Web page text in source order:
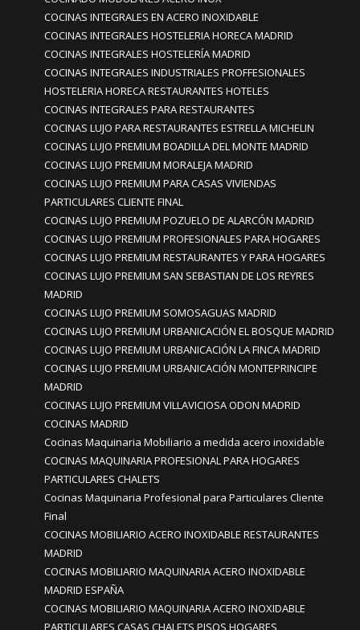
COCINAS INTEGRALES EN ACERO INOXIDABLE
COCINAS INTEGRALES HOSTELERIA HORECA MADRID
COCINAS INTEGRALES HOSTELERÍA MADRID
COCINAS INTEGRALES INDUSTRIALES PROFFESIONALES
HOSTELERIA HORECA RESTAURANTES HOTELES
COCINAS INTEGRALES PARA RESTAURANTES
COCINAS LUJO PARA RESTAURANTES ESTRELLA MICHELIN
COCINAS LUJO PREMIUM BOADILLA DEL MONTE MADRID
COCINAS LUJO PREMIUM MORALEJA MADRID
COCINAS LUJO PREMIUM PARA CASAS VIVIENDAS
PARTICULARES CLIENTE FINAL
COCINAS LUJO PREMIUM POZUELO DE ALARCÓN MADRID
COCINAS LUJO PREMIUM PROFESIONALES PARA HOGARES
COCINAS LUJO PREMIUM RESTAURANTES Y PARA HOGARES
COCINAS LUJO PREMIUM SAN SEBASTIAN DE LOS REYRES
MADRID
COCINAS LUJO PREMIUM SOMOSAGUAS MADRID
COCINAS LUJO PREMIUM URBANICACIÓN EL BOSQUE MADRID
COCINAS LUJO PREMIUM URBANICACIÓN LA FINCA MADRID
COCINAS LUJO PREMIUM URBANICACIÓN MONTEPRINCIPE
MADRID
COCINAS LUJO PREMIUM VILLAVICIOSA ODON MADRID
COCINAS MADRID
Cocinas Maquinaria Mobiliario a medida acero inoxidable
COCINAS MAQUINARIA PROFESIONAL PARA HOGARES
PARTICULARES CHALETS
Cocinas Maquinaria Profesional para Particulares Cliente
Final
COCINAS MOBILIARIO ACERO INOXIDABLE RESTAURANTES
MADRID
COCINAS MOBILIARIO MAQUINARIA ACERO INOXIDABLE
MADRID ESPAÑA
COCINAS MOBILIARIO MAQUINARIA ACERO INOXIDABLE
PARTICULARES CASAS CHALETS PISOS HOGARES